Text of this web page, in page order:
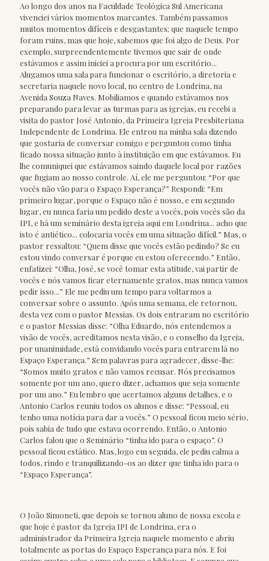
Ao longo dos anos na Faculdade Teológica Sul Americana
vivenciei vários momentos marcantes. Também passamos
muitos momentos difíceis e desgastantes; que naquele tempo
foram ruins, mas que hoje, sabemos que foi algo de Deus. Por
exemplo, surpreendentemente tivemos que sair de onde
estávamos e assim iniciei a procura por um escritório...
Alugamos uma sala para funcionar o escritório, a diretoria e
secretaria naquele novo local, no centro de Londrina, na
Avenida Souza Naves. Mobiliamos e quando estávamos nos
preparando para levar as turmas para as igrejas, eu recebi a
visita do pastor José Antonio, da Primeira Igreja Presbiteriana
Independente de Londrina. Ele entrou na minha sala dizendo
que gostaria de conversar comigo e perguntou como tinha
ficado nossa situação junto à instituição em que estávamos. Eu
lhe comuniquei que estávamos saindo daquele local por razões
que fugiam ao nosso controle. Aí, ele me perguntou: “Por que
vocês não vão para o Espaço Esperança?” Respondi: “Em
primeiro lugar, porque o Espaço não é nosso, e em segundo
lugar, eu nunca faria um pedido deste a vocês, pois vocês são da
IPI, e há um seminário desta igreja aqui em Londrina... acho que
isto é antiético... colocaria vocês em uma situação difícil.” Mas, o
pastor ressaltou: “Quem disse que vocês estão pedindo? Se eu
estou vindo conversar é porque eu estou oferecendo.” Então,
enfatizei: “Olha, José, se você tomar esta atitude, vai partir de
vocês e nós vamos ficar eternamente gratos, mas nunca vamos
pedir isso...” Ele me pediu um tempo para voltarmos a
conversar sobre o assunto. Após uma semana, ele retornou,
desta vez com o pastor Messias. Os dois entraram no escritório
e o pastor Messias disse: “Olha Eduardo, nós entendemos a
visão de vocês, acreditamos nesta visão, e o conselho da Igreja,
por unanimidade, está convidando vocês para entrarem lá no
Espaço Esperança.” Sem palavras para agradecer, disse-lhe:
“Somos muito gratos e não vamos recusar. Nós precisamos
somente por um ano, quero dizer, achamos que seja somente
por um ano.” Eu lembro que acertamos alguns detalhes, e o
Antonio Carlos reuniu todos os alunos e disse: “Pessoal, eu
tenho uma notícia para dar a vocês.” O pessoal ficou meio sério,
pois sabia de tudo que estava ocorrendo. Então, o Antonio
Carlos falou que o Seminário “tinha ido para o espaço”. O
pessoal ficou estático. Mas, logo em seguida, ele pediu calma a
todos, rindo e tranquilizando-os ao dizer que tinha ido para o
“Espaço Esperança”.
O João Simoneti, que depois se tornou aluno de nossa escola e
que hoje é pastor da Igreja IPI de Londrina, era o
administrador da Primeira Igreja naquele momento e abriu
totalmente as portas do Espaço Esperança para nós. E foi